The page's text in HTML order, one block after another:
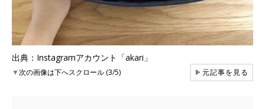
出典：Instagramアカウント「akari」
▼次の画像は下へスクロール (3/5) ▶元記事を見る